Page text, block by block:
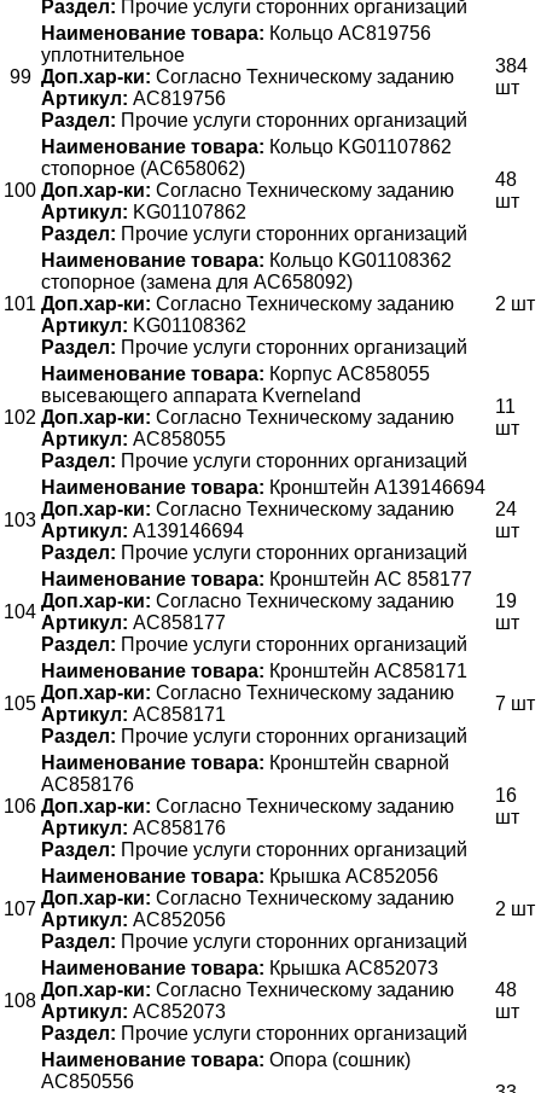
Раздел: Прочие услуги сторонних организаций
99
Наименование товара: Кольцо AC819756
уплотнительное
Доп.хар-ки: Согласно Техническому заданию
Артикул: AC819756
Раздел: Прочие услуги сторонних организаций
384
шт
100
Наименование товара: Кольцо KG01107862
стопорное (AC658062)
Доп.хар-ки: Согласно Техническому заданию
Артикул: KG01107862
Раздел: Прочие услуги сторонних организаций
48
шт
101
Наименование товара: Кольцо KG01108362
стопорное (замена для AC658092)
Доп.хар-ки: Согласно Техническому заданию
Артикул: KG01108362
Раздел: Прочие услуги сторонних организаций
2 шт
102
Наименование товара: Корпус АС858055
высевающего аппарата Kverneland
Доп.хар-ки: Согласно Техническому заданию
Артикул: АС858055
Раздел: Прочие услуги сторонних организаций
11
шт
103
Наименование товара: Кронштейн A139146694
Доп.хар-ки: Согласно Техническому заданию
Артикул: A139146694
Раздел: Прочие услуги сторонних организаций
24
шт
104
Наименование товара: Кронштейн AC 858177
Доп.хар-ки: Согласно Техническому заданию
Артикул: AC858177
Раздел: Прочие услуги сторонних организаций
19
шт
105
Наименование товара: Кронштейн AC858171
Доп.хар-ки: Согласно Техническому заданию
Артикул: AC858171
Раздел: Прочие услуги сторонних организаций
7 шт
106
Наименование товара: Кронштейн сварной
АС858176
Доп.хар-ки: Согласно Техническому заданию
Артикул: АС858176
Раздел: Прочие услуги сторонних организаций
16
шт
107
Наименование товара: Крышка AC852056
Доп.хар-ки: Согласно Техническому заданию
Артикул: AC852056
Раздел: Прочие услуги сторонних организаций
2 шт
108
Наименование товара: Крышка AC852073
Доп.хар-ки: Согласно Техническому заданию
Артикул: AC852073
Раздел: Прочие услуги сторонних организаций
48
шт
Наименование товара: Опора (сошник)
AC850556